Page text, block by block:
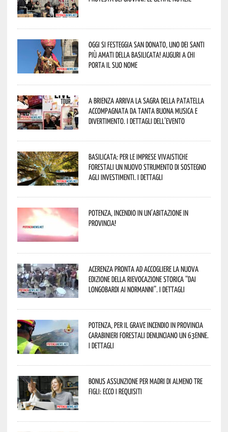
Oggi si festeggia San Donato, uno dei Santi
più amati della Basilicata! Auguri a chi
porta il suo nome
A Brienza arriva la Sagra della Patatella
accompagnata da tanta buona musica e
divertimento. I dettagli dell’evento
Basilicata: per le imprese vivaistiche
forestali un nuovo strumento di sostegno
agli investimenti. I dettagli
Potenza, incendio in un’abitazione in
provincia!
Acerenza pronta ad accogliere la nuova
edizione della rievocazione storica “Dai
Longobardi ai Normanni”. I dettagli
Potenza, per il grave incendio in Provincia
Carabinieri forestali denunciano un 63enne.
I dettagli
Bonus assunzione per madri di almeno tre
figli: ecco i requisiti